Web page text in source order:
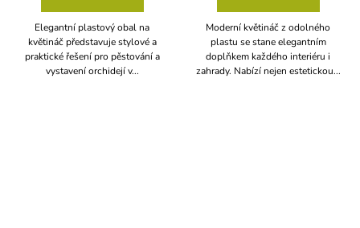
Elegantní plastový obal na
květináč představuje stylové a
praktické řešení pro pěstování a
vystavení orchidejí v...
Moderní květináč z odolného
plastu se stane elegantním
doplňkem každého interiéru i
zahrady. Nabízí nejen estetickou...